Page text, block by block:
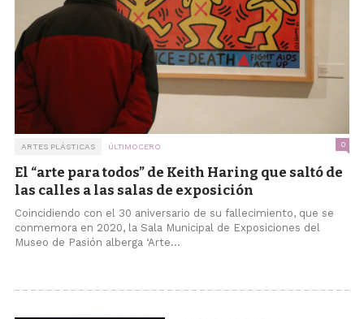
ARTES PLÁSTICAS ÚLTIMOCERO 0
El “arte para todos” de Keith Haring que saltó de
las calles a las salas de exposición
Coincidiendo con el 30 aniversario de su fallecimiento, que se
conmemora en 2020, la Sala Municipal de Exposiciones del
Museo de Pasión alberga ‘Arte...